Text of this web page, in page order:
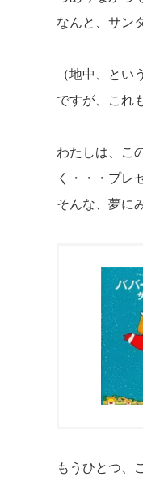
なんと、サン
（地中、と
ですが、これ
わたしは、こ
く・・・プレ
そんな、夢に
もうひとつ、